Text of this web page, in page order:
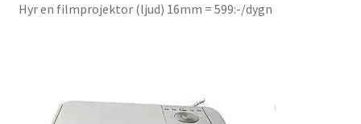
Press
Hyr en filmprojektor (ljud) 16mm = 599:-/dygn